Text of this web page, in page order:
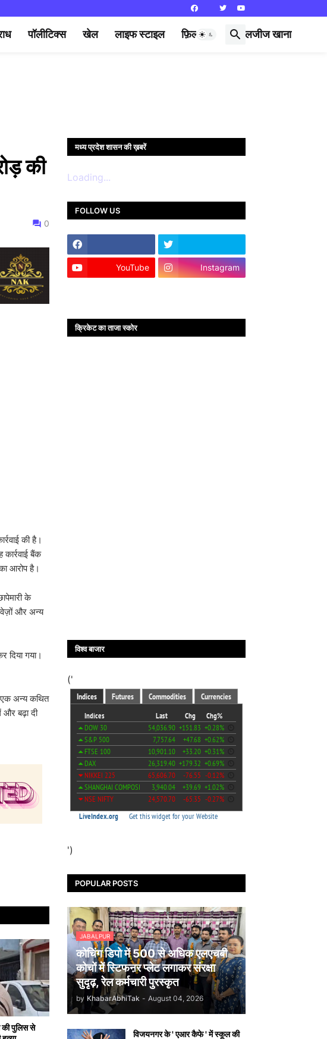
पॉलीटिक्स खेल लाइफ स्टाइल फ़िल्मी दुनिया लजीज खाना
की
0
की है।
बैंक
आरोप है।
के
और अन्य
दिया गया।
एक अन्य कथित
बढ़ा दी
की पुलिस से
मध्य प्रदेश शासन की ख़बरें
Loading...
FOLLOW US
YouTube Instagram
क्रिकेट का ताजा स्कोर
विश्व बाजार
('
')
POPULAR POSTS
JABALPUR
कोचिंग डिपो में 500 से अधिक एलएचबी
कोचों में स्टिफऩर प्लेट लगाकर संरक्षा
सुदृढ़, रेल कर्मचारी पुरस्कृत
by KhabarAbhiTak - August 04, 2026
विजयनगर के ' एआर कैफे ' में स्कूल की